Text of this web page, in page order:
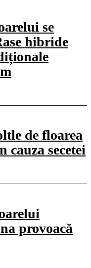
se
hibride
de floarea
cauza secetei
provoacă